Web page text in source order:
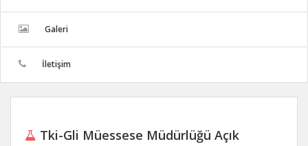
Galeri
İletişim
Tki-Gli Müessese Müdürlüğü Açık